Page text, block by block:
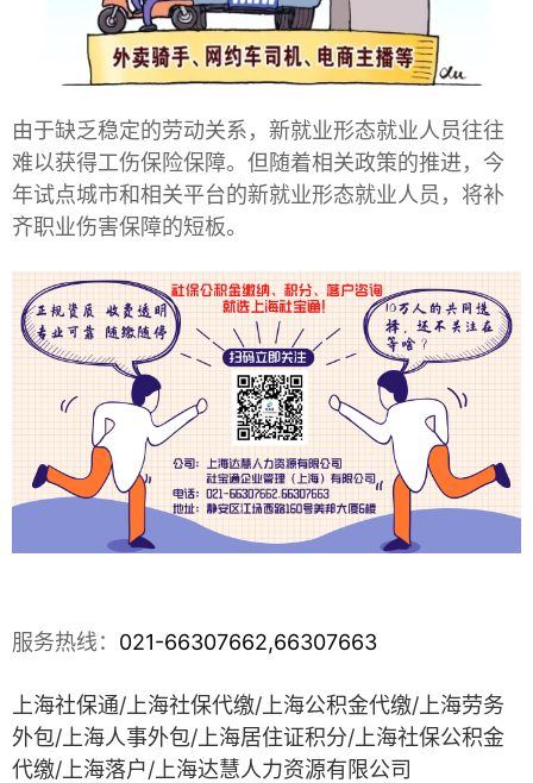
由于缺乏稳定的劳动关系，新就业形态就业人员往往
难以获得工伤保险保障。但随着相关政策的推进，今
年试点城市和相关平台的新就业形态就业人员，将补
齐职业伤害保障的短板。
服务热线： 021-66307662,66307663
上海社保通/上海社保代缴/上海公积金代缴/上海劳务
外包/上海人事外包/上海居住证积分/上海社保公积金
代缴/上海落户/ 上海达慧人力资源有限公司